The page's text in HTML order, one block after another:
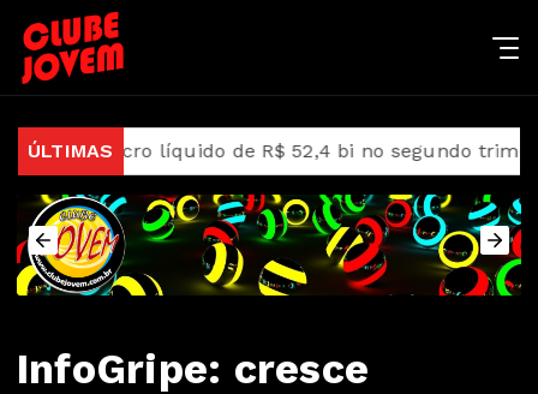
ÚLTIMAS
lucro líquido de R$ 52,4 bi no segundo trimestre
InfoGripe: cresce